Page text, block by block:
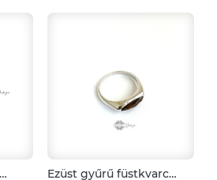
Ezüst gyűrű füstkvarc